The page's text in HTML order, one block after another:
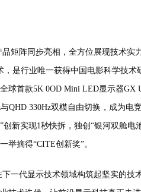
矩阵同步亮相，全方位展现技术实
，是行业唯一获得中国电影科学技
球首款5K 0OD Mini LED显示器GX
QHD 330Hz双模自由切换，成为电
创新实现1秒快拆，独创“银河双舱电
举摘得“CITE创新奖”。
一代显示技术领域构筑起坚实的技